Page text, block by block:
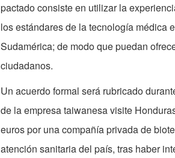
pactado consiste en utilizar la
los estándares de la tecnología médica
Sudamérica; de modo que puedan
ciudadanos.
Un acuerdo formal será rubricado
de la empresa taiwanesa visite
euros por una compañía privada de
atención sanitaria del país, tras haber